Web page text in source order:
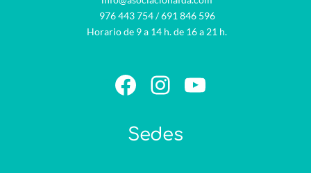
976 443 754/691 846 596
Horario de 9 a 14 h. de 16 a 21 h.
Facebook
Instagram
YouTube
Sedes